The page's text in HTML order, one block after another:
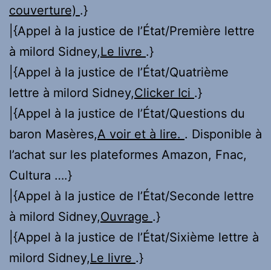
couverture) .}
|{Appel à la justice de l’État/Première lettre
à milord Sidney,Le livre .}
|{Appel à la justice de l’État/Quatrième
lettre à milord Sidney,Clicker Ici .}
|{Appel à la justice de l’État/Questions du
baron Masères,A voir et à lire. . Disponible à
l’achat sur les plateformes Amazon, Fnac,
Cultura ….}
|{Appel à la justice de l’État/Seconde lettre
à milord Sidney,Ouvrage .}
|{Appel à la justice de l’État/Sixième lettre à
milord Sidney,Le livre .}